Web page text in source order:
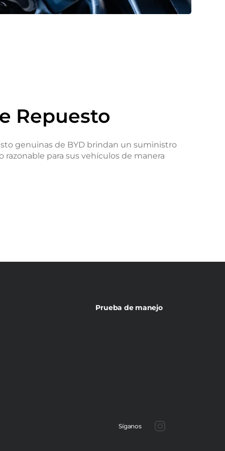
Repuesto
genuinas de BYD brindan un suministro
razonable para sus vehículos de manera
Prueba de manejo
Síganos